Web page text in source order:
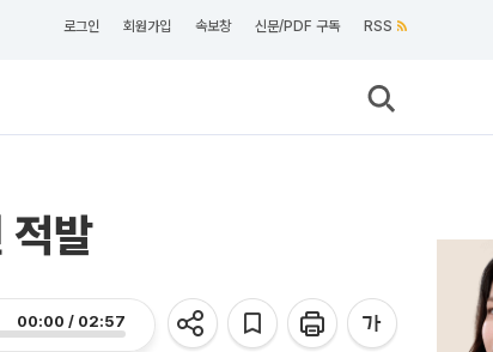
로그인 회원가입 속보창 신문/PDF 구독 RSS
적발
00:00 / 02:57